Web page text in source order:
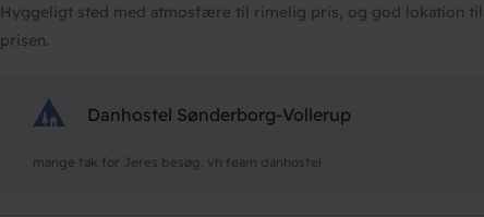
Hyggeligt sted med atmosfære til rimelig pris, og god lokation
prisen.
Danhostel Sønderborg-Vollerup
mange tak for Jeres besøg. vh team danhostel